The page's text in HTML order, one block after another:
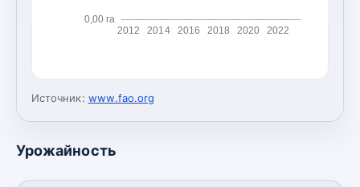
0,00 га
2012 2014 2016 2018 2020 2022
Источник: www.fao.org
Урожайность